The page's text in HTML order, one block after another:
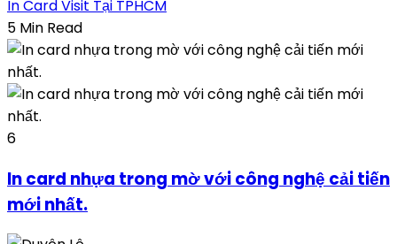
In Card Visit Tại TPHCM
5 Min Read
6
In card nhựa trong mờ với công nghệ cải tiến
mới nhất.